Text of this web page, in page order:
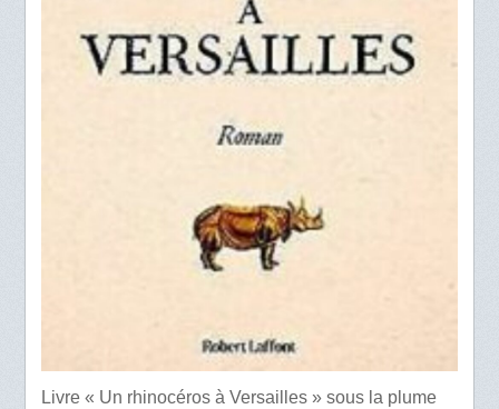
Livre « Un rhinocéros à Versailles » sous la plume